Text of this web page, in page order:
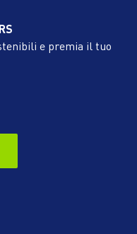
e premia il tuo